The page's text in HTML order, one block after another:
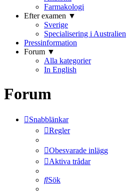
Farmakologi
Efter examen ▼
Sverige
Specialisering i Australien
Pressinformation
Forum ▼
Alla kategorier
In English
Forum
Snabblänkar
Regler
Obesvarade inlägg
Aktiva trådar
Sök